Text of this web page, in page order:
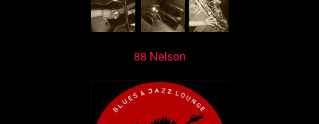
88 Nelson